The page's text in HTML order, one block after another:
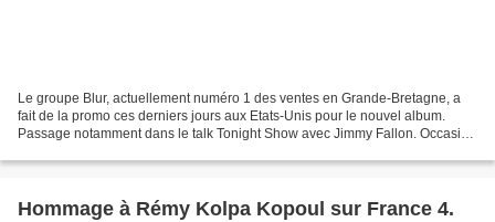
Le groupe Blur, actuellement numéro 1 des ventes en Grande-Bretagne, a
fait de la promo ces derniers jours aux Etats-Unis pour le nouvel album.
Passage notamment dans le talk Tonight Show avec Jimmy Fallon. Occasion
Hommage à Rémy Kolpa Kopoul sur France 4.